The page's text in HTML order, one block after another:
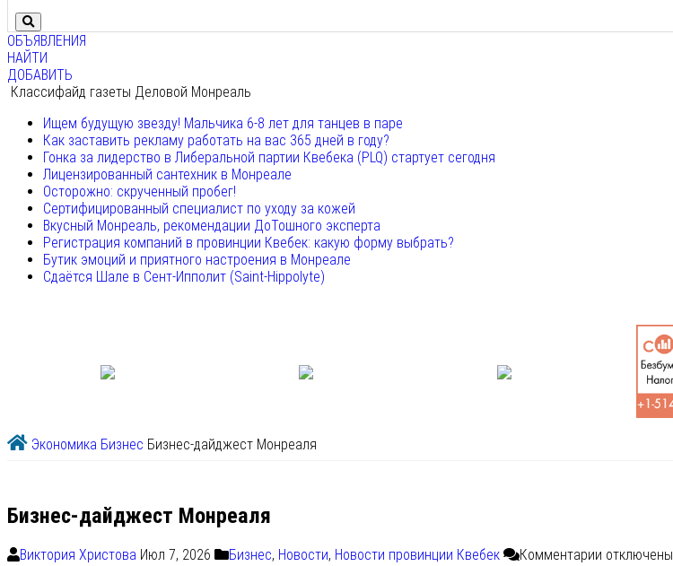
ОБЪЯВЛЕНИЯ
НАЙТИ
ДОБАВИТЬ
Классифайд газеты Деловой Монреаль
Ищем будущую звезду! Мальчика 6-8 лет для танцев в паре
Как заставить рекламу работать на вас 365 дней в году?
Гонка за лидерство в Либеральной партии Квебека (PLQ) стартует сегодня
Лицензированный сантехник в Монреале
Осторожно: скрученный пробег!
Сертифицированный специалист по уходу за кожей
Вкусный Монреаль, рекомендации ДоТошного эксперта
Регистрация компаний в провинции Квебек: какую форму выбрать?
Бутик эмоций и приятного настроения в Монреале
Сдаётся Шале в Сент-Ипполит (Saint-Hippolyte)
Экономика Бизнес Бизнес-дайджест Монреаля
Бизнес-дайджест Монреаля
Виктория Христова Июл 7, 2026 Бизнес, Новости, Новости провинции Квебек Комментарии отключены